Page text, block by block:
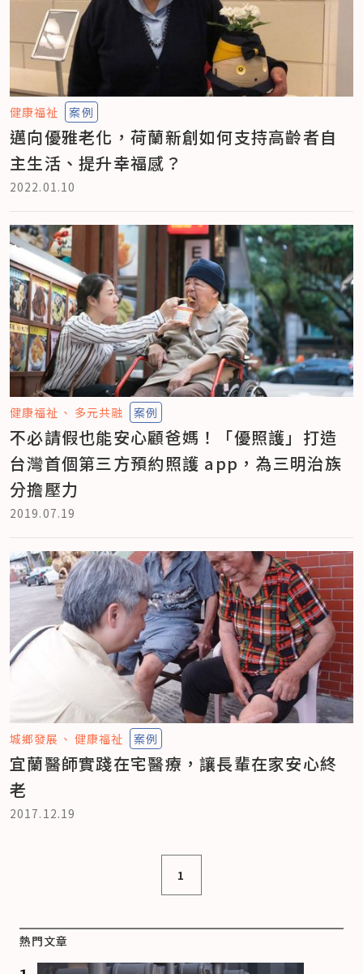
健康福祉 案例
邁向優雅老化，荷蘭新創如何支持高齡者自
主生活、提升幸福感？
2022.01.10
健康福祉 多元共融 案例
不必請假也能安心顧爸媽！「優照護」打造
台灣首個第三方預約照護 app，為三明治族
分擔壓力
2019.07.19
城鄉發展 健康福祉 案例
宜蘭醫師實踐在宅醫療，讓長輩在家安心終
老
2017.12.19
1
熱門文章